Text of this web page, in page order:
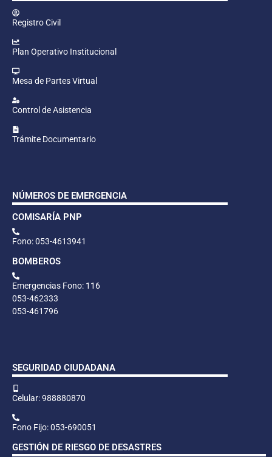
Registro Civil
Plan Operativo Institucional
Mesa de Partes Virtual
Control de Asistencia
Trámite Documentario
NÚMEROS DE EMERGENCIA
COMISARÍA PNP
Fono: 053-4613941
BOMBEROS
Emergencias Fono: 116
053-462333
053-461796
SEGURIDAD CIUDADANA
Celular: 988880870
Fono Fijo: 053-690051
GESTIÓN DE RIESGO DE DESASTRES